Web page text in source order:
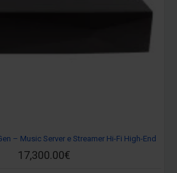
– Music Server e Streamer Hi-Fi High-End
17,300.00€